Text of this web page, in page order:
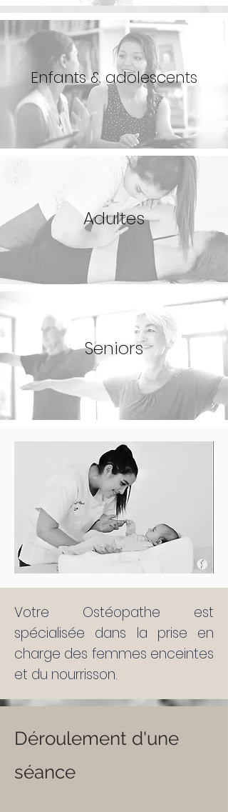
Enfants & adolescents
Adultes
Seniors
Votre Ostéopathe est
spécialisée dans la prise en
charge des femmes enceintes
et du nourrisson.
Déroulement d'une
séance